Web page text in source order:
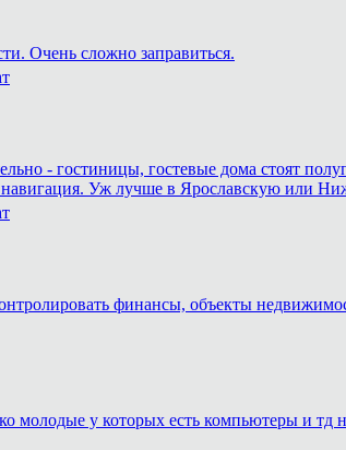
Очень сложно заправиться.
- гостиницы, гостевые дома стоят
Уж лучше в Ярославскую или
финансы, объекты
молодые у которых есть компьютеры и